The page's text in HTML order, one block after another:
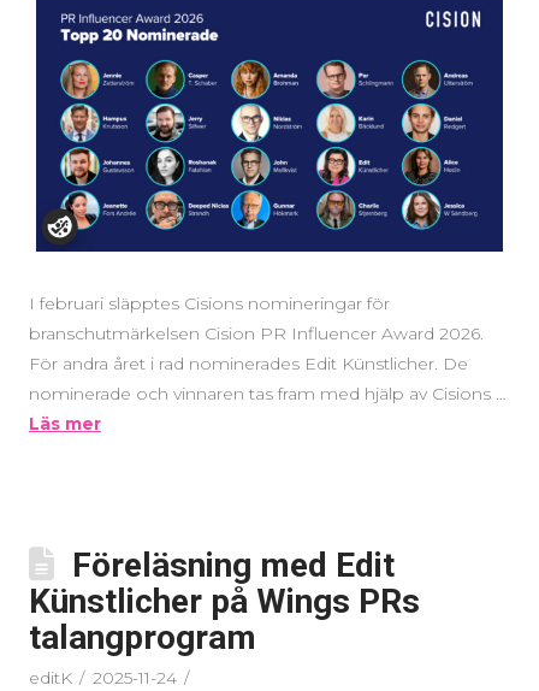
I februari släpptes Cisions nomineringar för
branschutmärkelsen Cision PR Influencer Award 2026.
För andra året i rad nominerades Edit Künstlicher. De
nominerade och vinnaren tas fram med hjälp av Cisions …
Läs mer
Föreläsning med Edit
Künstlicher på Wings PRs
talangprogram
editK
2025-11-24